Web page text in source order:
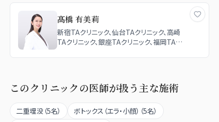
髙橋 有美莉
新宿TAクリニック、仙台TAクリニック、高崎
TAクリニック、銀座TAクリニック、福岡TAク
このクリニックの医師が扱う主な施術
二重埋没 （5名） ボトックス（エラ・小顔） （5名）